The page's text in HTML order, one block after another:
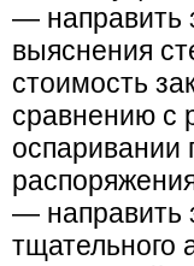
— направить
выяснения
стоимость
сравнению с
оспаривании
— направить
тщательного